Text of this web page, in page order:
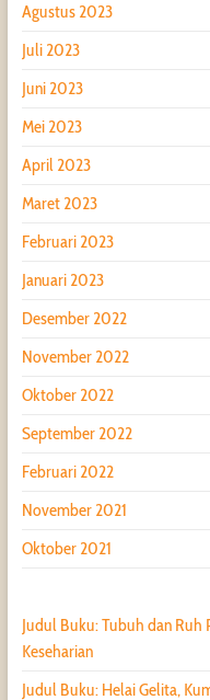
Agustus 2023
Juli 2023
Juni 2023
Mei 2023
April 2023
Maret 2023
Februari 2023
Januari 2023
Desember 2022
November 2022
Oktober 2022
September 2022
Februari 2022
November 2021
Oktober 2021
Judul Buku: Tubuh dan
Keseharian
Judul Buku: Helai Gelita,